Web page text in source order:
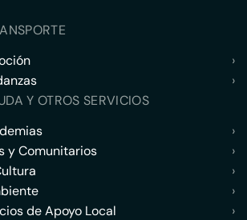
›
›
Y OTROS SERVICIOS
›
y Comunitarios
›
›
›
de Apoyo Local
›